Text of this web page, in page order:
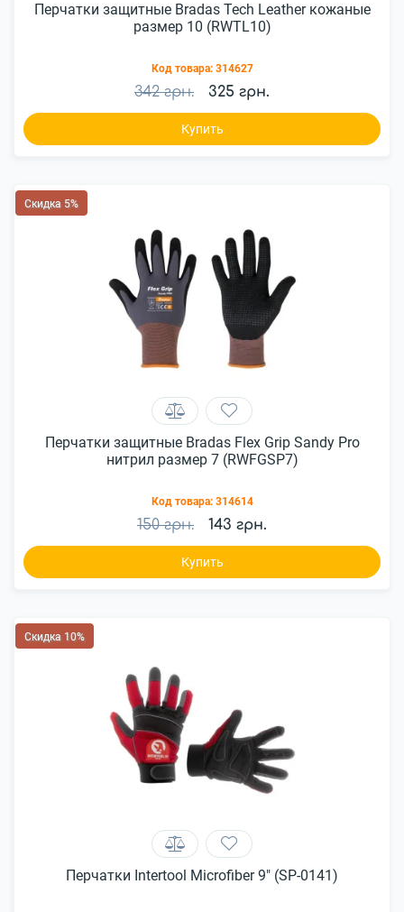
Перчатки защитные Bradas Tech Leather кожаные
размер 10 (RWTL10)
Код товара: 314627
342 грн. 325 грн.
Купить
Скидка 5%
Перчатки защитные Bradas Flex Grip Sandy Pro
нитрил размер 7 (RWFGSP7)
Код товара: 314614
150 грн. 143 грн.
Купить
Скидка 10%
Перчатки Intertool Microfiber 9" (SP-0141)